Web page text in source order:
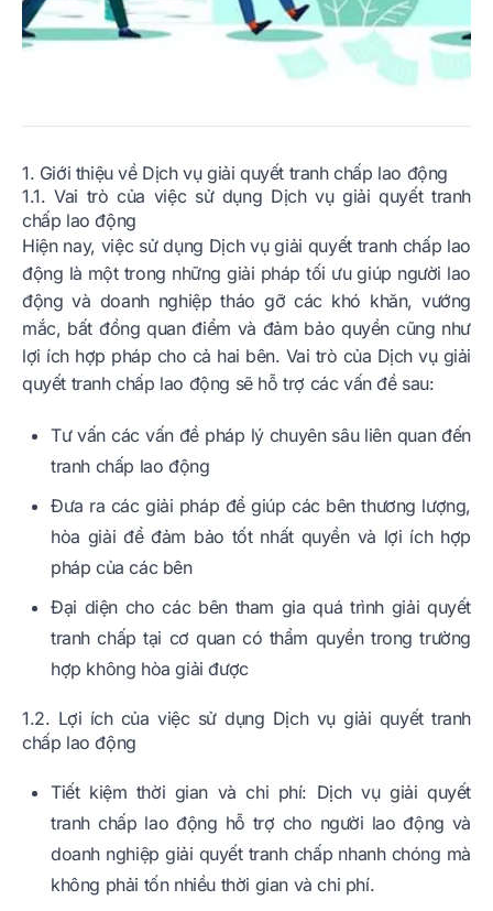
1. Giới thiệu về Dịch vụ giải quyết tranh chấp lao động
1.1. Vai trò của việc sử dụng Dịch vụ giải quyết tranh
chấp lao động
Hiện nay, việc sử dụng Dịch vụ giải quyết tranh chấp lao
động là một trong những giải pháp tối ưu giúp người lao
động và doanh nghiệp tháo gỡ các khó khăn, vướng
mắc, bất đồng quan điểm và đảm bảo quyền cũng như
lợi ích hợp pháp cho cả hai bên. Vai trò của Dịch vụ giải
quyết tranh chấp lao động sẽ hỗ trợ các vấn đề sau:
Tư vấn các vấn đề pháp lý chuyên sâu liên quan đến
tranh chấp lao động
Đưa ra các giải pháp để giúp các bên thương lượng,
hòa giải để đảm bảo tốt nhất quyền và lợi ích hợp
pháp của các bên
Đại diện cho các bên tham gia quá trình giải quyết
tranh chấp tại cơ quan có thẩm quyền trong trường
hợp không hòa giải được
1.2. Lợi ích của việc sử dụng Dịch vụ giải quyết tranh
chấp lao động
Tiết kiệm thời gian và chi phí: Dịch vụ giải quyết
tranh chấp lao động hỗ trợ cho người lao động và
doanh nghiệp giải quyết tranh chấp nhanh chóng mà
không phải tốn nhiều thời gian và chi phí.